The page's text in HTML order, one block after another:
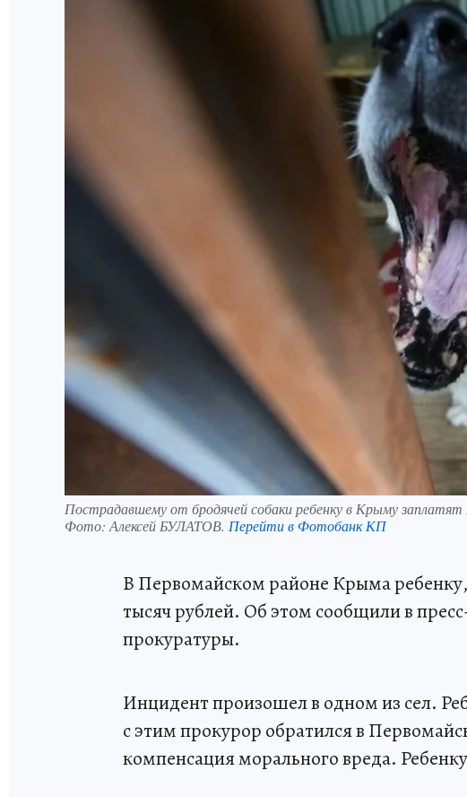
Пострадавшему от бродячей собаки ребенку в Крыму заплатят
Фото: Алексей БУЛАТОВ. Перейти в Фотобанк КП
В Первомайском районе Крыма ребенку,
тысяч рублей. Об этом сообщили в
прокуратуры.
Инцидент произошел в одном из сел.
с этим прокурор обратился в
компенсация морального вреда.